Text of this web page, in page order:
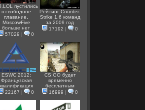
пустились
в свободное
плавание,
MoscowFive
больше нет
57029 | 0
Рейтинг Counter-
Strike 1.6 команд
за 2009 год
17192 | 0
ESWC 2012:
Французская
квалификация
22167 | 0
CS:GO будет
временно
бесплатным
16999 | 0